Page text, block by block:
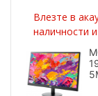
Влезте в
наличности